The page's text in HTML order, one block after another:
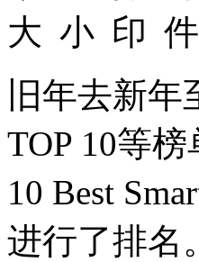
旧年去新
TOP 10等
10 Best
进行了排名。